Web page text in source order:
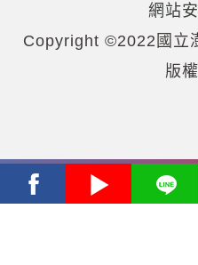
網站
Copyright ©2022國立
版
Facebook Youtube